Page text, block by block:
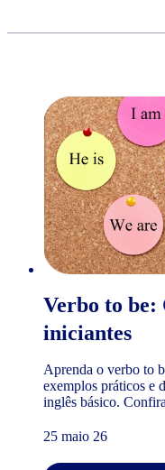
Verbo to be:
iniciantes
Aprenda o verbo to
exemplos práticos e
inglês básico.
25 maio 26